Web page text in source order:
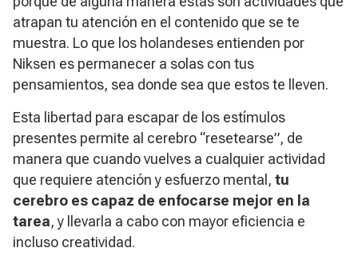
atrapan tu atención en el contenido que se te
muestra. Lo que los holandeses entienden por
Niksen es permanecer a solas con tus
pensamientos, sea donde sea que estos te lleven.
Esta libertad para escapar de los estímulos
presentes permite al cerebro “resetearse”, de
manera que cuando vuelves a cualquier actividad
que requiere atención y esfuerzo mental, tu
cerebro es capaz de enfocarse mejor en la
tarea, y llevarla a cabo con mayor eficiencia e
incluso creatividad.